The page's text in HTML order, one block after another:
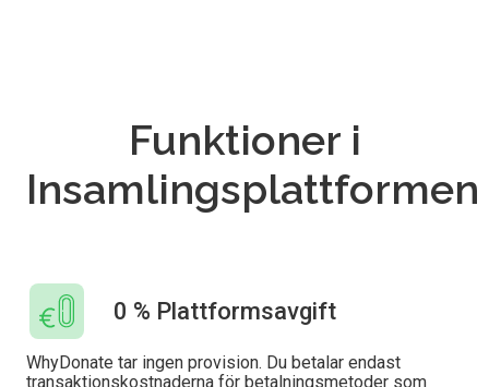
Funktioner i
Insamlingsplattformen
0 % Plattformsavgift
WhyDonate tar ingen provision. Du betalar endast
transaktionskostnaderna för betalningsmetoder som